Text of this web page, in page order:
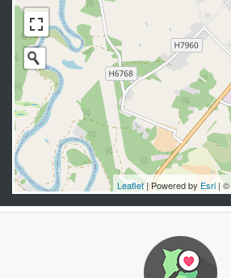
Leaflet| Powered by Esri | ©